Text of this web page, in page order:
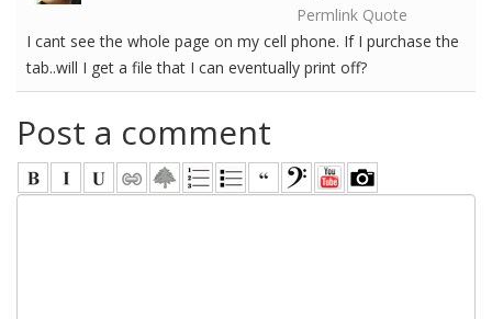
Permlink Quote
I cant see the whole page on my cell phone. If I purchase the
tab..will I get a file that I can eventually print off?
Post a comment